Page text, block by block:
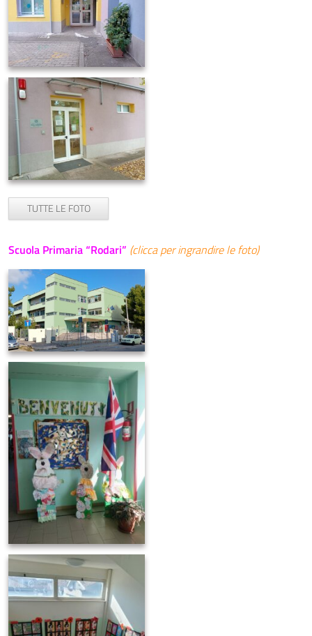
TUTTE LE FOTO
Scuola Primaria “Rodari” (clicca per ingrandire le foto)